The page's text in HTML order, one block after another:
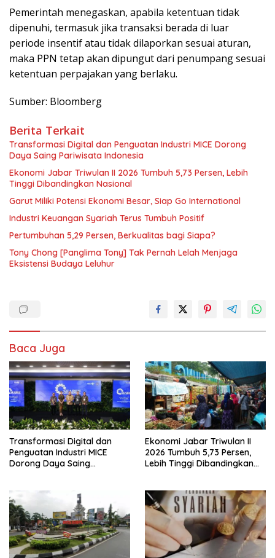
Pemerintah menegaskan, apabila ketentuan tidak
dipenuhi, termasuk jika transaksi berada di luar
periode insentif atau tidak dilaporkan sesuai aturan,
maka PPN tetap akan dipungut dari penumpang sesuai
ketentuan perpajakan yang berlaku.
Sumber: Bloomberg
Berita Terkait
Transformasi Digital dan Penguatan Industri MICE Dorong
Daya Saing Pariwisata Indonesia
Ekonomi Jabar Triwulan II 2026 Tumbuh 5,73 Persen, Lebih
Tinggi Dibandingkan Nasional
Garut Miliki Potensi Ekonomi Besar, Siap Go International
Industri Keuangan Syariah Terus Tumbuh Positif
Pertumbuhan 5,29 Persen, Berkualitas bagi Siapa?
Tony Chong [Panglima Tony] Tak Pernah Lelah Menjaga
Eksistensi Budaya Leluhur
Baca Juga
Transformasi Digital dan
Penguatan Industri MICE
Dorong Daya Saing
Ekonomi Jabar Triwulan II
2026 Tumbuh 5,73 Persen,
Lebih Tinggi Dibandingkan